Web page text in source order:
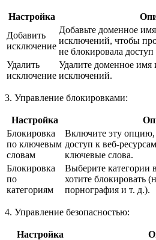
Настройка
Добавить
исключение
Добавьте доменное
исключений, чтобы
не блокировала
Удалить
исключение
Удалите доменное имя
исключений.
3. Управление блокировками:
Настройка
Блокировка
по ключевым
словам
Включите эту опцию,
доступ к веб-
ключевые слова.
Блокировка
по
категориям
Выберите категории
хотите блокировать
порнография и т. д.).
4. Управление безопасностью:
Настройка